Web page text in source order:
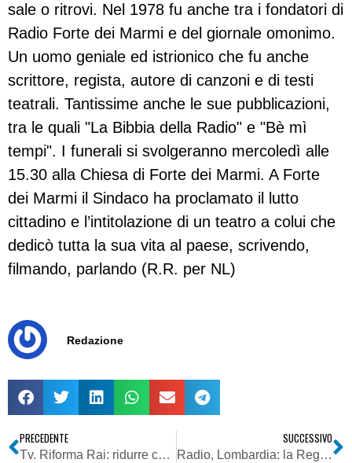
sale o ritrovi. Nel 1978 fu anche tra i fondatori di
Radio Forte dei Marmi e del giornale omonimo.
Un uomo geniale ed istrionico che fu anche
scrittore, regista, autore di canzoni e di testi
teatrali. Tantissime anche le sue pubblicazioni,
tra le quali "La Bibbia della Radio" e "Bè mì
tempi". I funerali si svolgeranno mercoledì alle
15.30 alla Chiesa di Forte dei Marmi. A Forte
dei Marmi il Sindaco ha proclamato il lutto
cittadino e l’intitolazione di un teatro a colui che
dedicò tutta la sua vita al paese, scrivendo,
filmando, parlando (R.R. per NL)
Redazione
PRECEDENTE
Tv. Riforma Rai: ridurre canali e aumentare esportazione di contenuti
SUCCESSIVO
Radio, Lombardia: la Regione cerca un media partner di spicco (minimo interregionale). “A gratis…”